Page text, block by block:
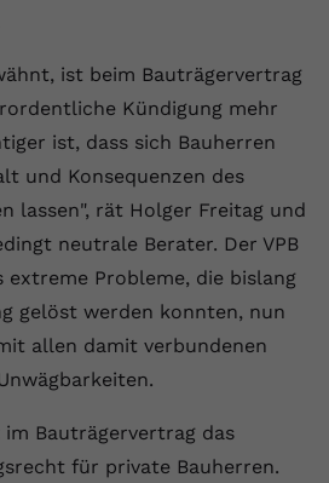
ist beim Bauträgervertrag
Kündigung mehr
ist, dass sich Bauherren
und Konsequenzen des
lassen", rät Holger Freitag und
neutrale Berater. Der VPB
extreme Probleme, die bislang
gelöst werden konnten, nun
allen damit verbundenen
Bauträgervertrag das
für private Bauherren.